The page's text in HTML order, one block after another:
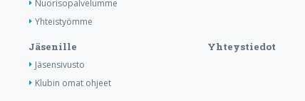
Nuorisopalvelumme
Yhteistyömme
Jäsenille
Jäsensivusto
Klubin omat ohjeet
Yhteystiedot